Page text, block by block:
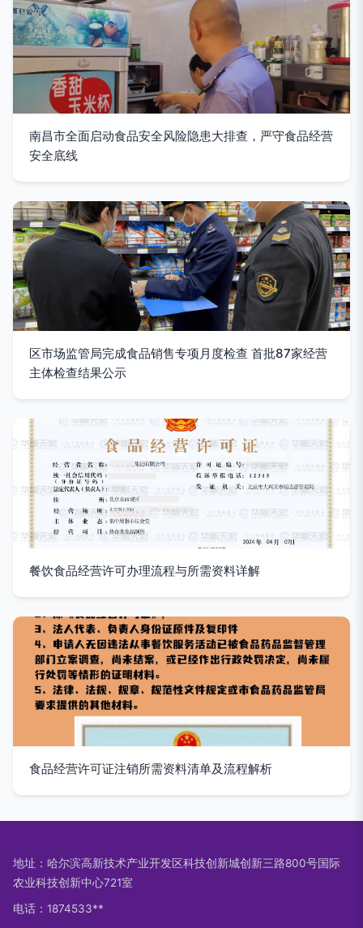
南昌市全面启动食品安全风险隐患大排查，严守食品经营
安全底线
区市场监管局完成食品销售专项月度检查 首批87家经营
主体检查结果公示
餐饮食品经营许可办理流程与所需资料详解
食品经营许可证注销所需资料清单及流程解析
地址：哈尔滨高新技术产业开发区科技创新城创新三路800号国际
农业科技创新中心721室
电话：1874533**